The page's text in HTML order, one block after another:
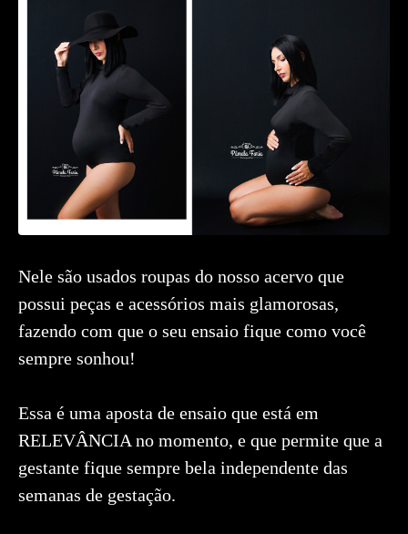
Nele são usados roupas do nosso acervo que
possui peças e acessórios mais glamorosas,
fazendo com que o seu ensaio fique como você
sempre sonhou!
Essa é uma aposta de ensaio que está em
RELEVÂNCIA no momento, e que permite que a
gestante fique sempre bela independente das
semanas de gestação.